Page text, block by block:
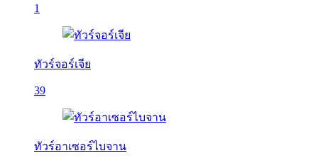
1
ทัวร์จอร์เจีย
39
ทัวร์อาเซอร์ไบจาน